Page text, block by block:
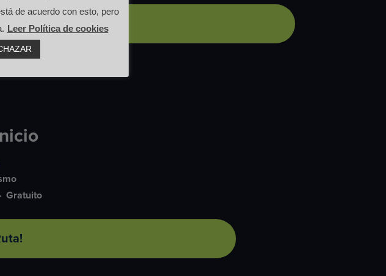
Gratuito
de acuerdo con esto, pero
Leer Política de cookies